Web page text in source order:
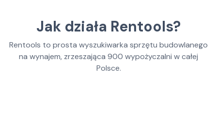
Jak działa Rentools?
Rentools to prosta wyszukiwarka sprzętu budowlanego
na wynajem, zrzeszająca 900 wypożyczalni w całej
Polsce.